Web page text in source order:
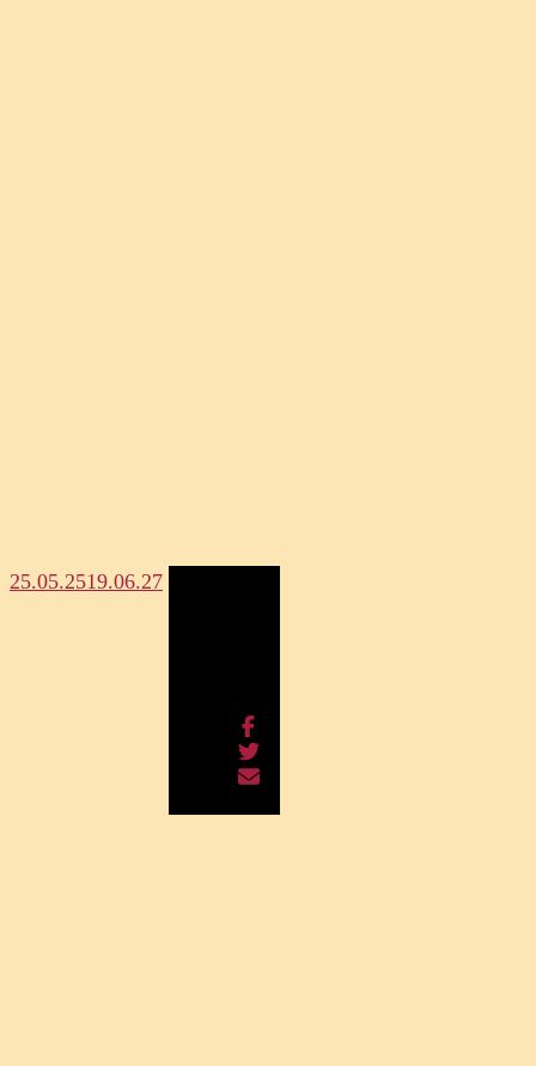
25.05.2519.06.27